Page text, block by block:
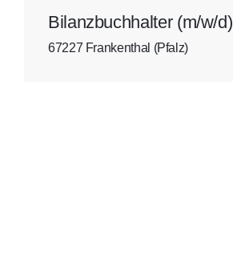
Bilanzbuchhalter (m/w/d)
67227 Frankenthal (Pfalz)